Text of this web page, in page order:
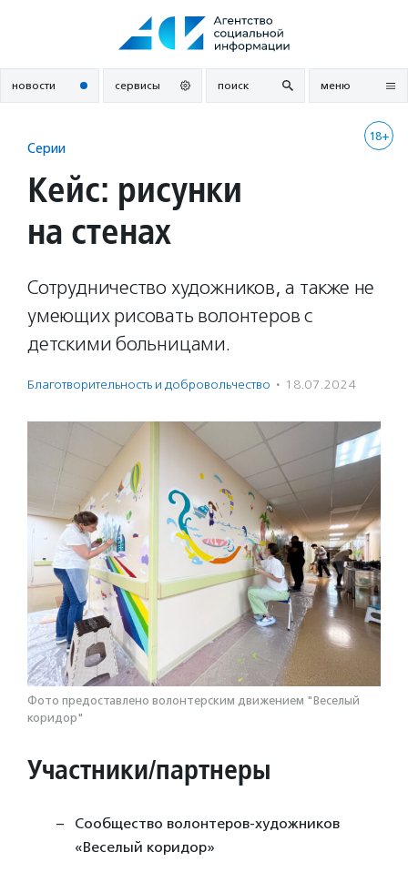
новости сервисы поиск меню
18+
Серии
Кейс: рисунки
на стенах
Сотрудничество художников, а также не
умеющих рисовать волонтеров с
детскими больницами.
Благотвори­тель­ность и доброволь­чест­во · 18.07.2024
Фото предоставлено волонтерским движением "Веселый
коридор"
Участники/партнеры
Сообщество волонтеров-художников
«Веселый коридор»